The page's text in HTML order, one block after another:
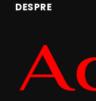
DESPRE